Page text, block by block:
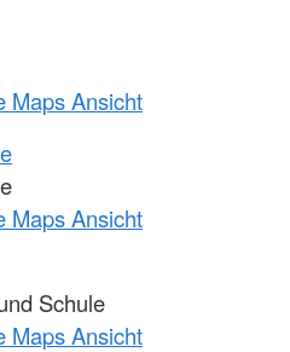
Maps Ansicht
Maps Ansicht
Schule
Maps Ansicht